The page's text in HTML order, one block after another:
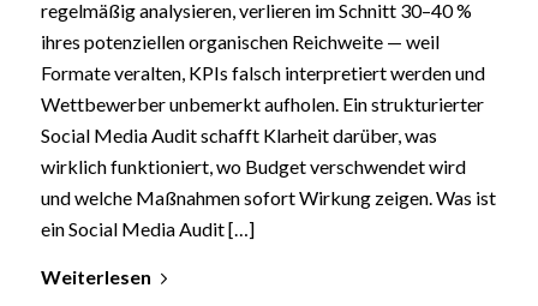
regelmäßig analysieren, verlieren im Schnitt 30–40 %
ihres potenziellen organischen Reichweite — weil
Formate veralten, KPIs falsch interpretiert werden und
Wettbewerber unbemerkt aufholen. Ein strukturierter
Social Media Audit schafft Klarheit darüber, was
wirklich funktioniert, wo Budget verschwendet wird
und welche Maßnahmen sofort Wirkung zeigen. Was ist
ein Social Media Audit […]
Weiterlesen